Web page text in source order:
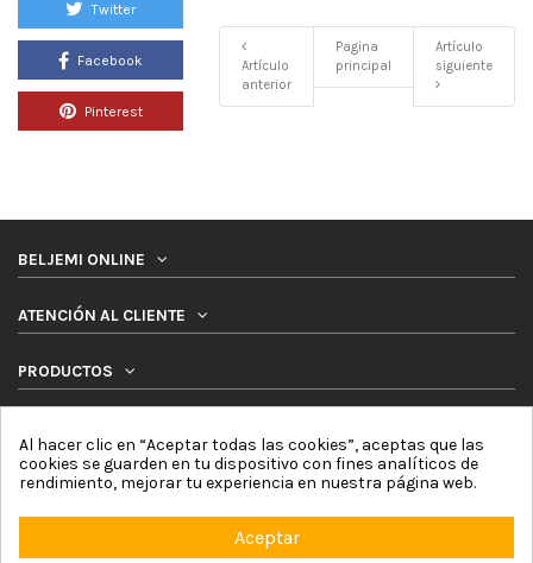
Twitter
Facebook
Pinterest
Artículo
anterior
Pagina
principal
Artículo
siguiente
BELJEMI ONLINE
ATENCIÓN AL CLIENTE
PRODUCTOS
NEWSLETTER
Al hacer clic en “Aceptar todas las cookies”, aceptas que las
cookies se guarden en tu dispositivo con fines analíticos de
rendimiento, mejorar tu experiencia en nuestra página web.
Aceptar